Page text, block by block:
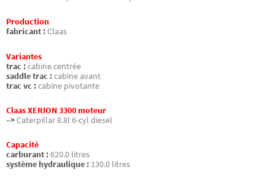
Production
fabricant :Claas
Variantes
trac :cabine centrée
saddle trac :cabine avant
trac vc :cabine pivotante
Claas XERION 3300 moteur
–>Caterpillar 8.8l 6-cyl diesel
Capacité
carburant :620.0 litres
système hydraulique : 130.0 litres